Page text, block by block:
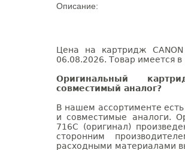
Описание:
Цена на картридж
06.08.2026. Товар имеется в
Оригинальный
совместимый аналог?
В нашем ассортименте
и совместимые аналоги.
716C (оригинал)
сторонним
расходными материалами